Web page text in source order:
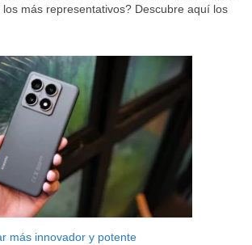
más representativos? Descubre aquí los
más innovador y potente